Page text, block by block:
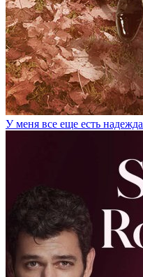
У меня все еще есть надежда